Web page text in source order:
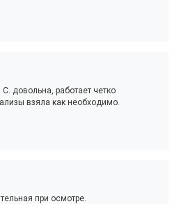
довольна, работает четко
взяла как необходимо.
при осмотре.